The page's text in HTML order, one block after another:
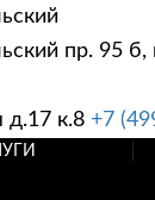
пр. 95 б,
д.17 к.8 +7